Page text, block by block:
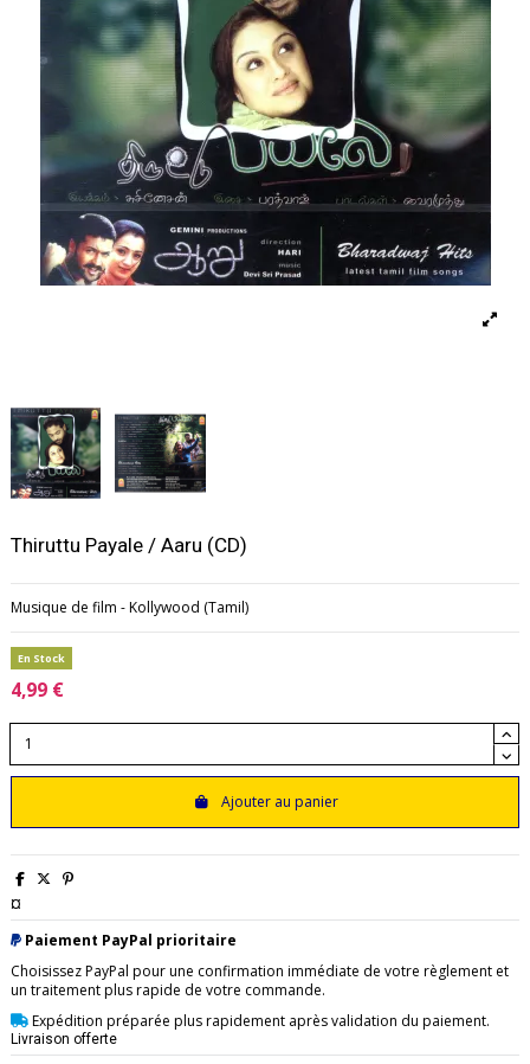
Thiruttu Payale / Aaru (CD)
Musique de film - Kollywood (Tamil)
En Stock
4,99 €
Ajouter au panier
¤
Paiement PayPal prioritaire
Choisissez PayPal pour une confirmation immédiate de votre règlement et
un traitement plus rapide de votre commande.
Expédition préparée plus rapidement après validation du paiement.
Livraison offerte